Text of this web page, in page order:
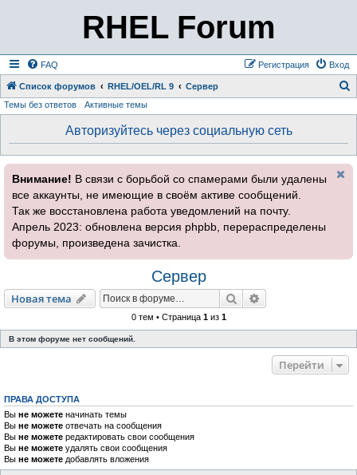
RHEL Forum
FAQ Вход
Регистрация
Список форумов RHEL/OEL/RL 9 Сервер
Темы без ответов Активные темы
Авторизуйтесь через социальную сеть
Внимание! В связи с борьбой со спамерами были удалены
все аккаунты, не имеющие в своём активе сообщений.
Так же восстановлена работа уведомлений на почту.
Апрель 2023: обновлена версия phpbb, перераспределены
форумы, произведена зачистка.
Сервер
Новая тема Поиск
0 тем • Страница 1из 1
В этом форуме нет сообщений.
Перейти
ПРАВА ДОСТУПА
Вы не можете начинать темы
Вы не можете отвечать на сообщения
Вы не можете редактировать свои сообщения
Вы не можете удалять свои сообщения
Вы не можете добавлять вложения